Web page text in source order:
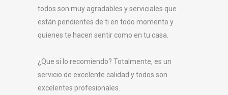
todos son muy agradables y serviciales que
están pendientes de ti en todo momento y
quienes te hacen sentir como en tu casa.
¿Que si lo recomiendo? Totalmente, es un
servicio de excelente calidad y todos son
excelentes profesionales.